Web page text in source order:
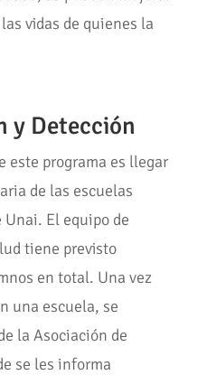
vidas de quienes la
y Detección
este programa es llegar
de las escuelas
El equipo de
tiene previsto
en total. Una vez
una escuela, se
la Asociación de
se les informa